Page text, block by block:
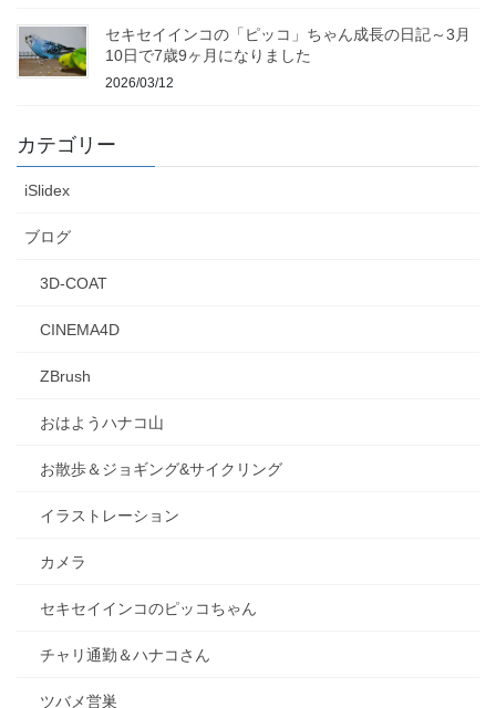
セキセイインコの「ピッコ」ちゃん成長の日記～3月
10日で7歳9ヶ月になりました
2026/03/12
カテゴリー
iSlidex
ブログ
3D-COAT
CINEMA4D
ZBrush
おはようハナコ山
お散歩＆ジョギング&サイクリング
イラストレーション
カメラ
セキセイインコのピッコちゃん
チャリ通勤＆ハナコさん
ツバメ営巣